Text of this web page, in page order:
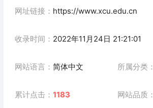
网址链接： https://www.xcu.edu.cn
收录时间： 2022年11月24日 21:21:01
网站语言： 简体中文 所属分类：
累计点击： 1183 网站品质：